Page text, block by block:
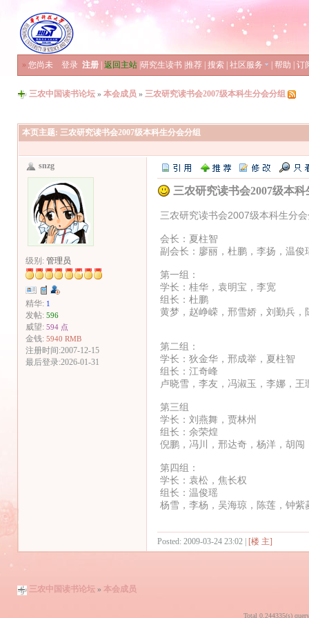
» 您尚未 登录 注册 返回主站 研究生读书 推荐 搜索 社区服务 帮助 订
三农中国读书论坛 » 本会成员 » 三农研究读书会2007级本科生分会分组
本页主题: 三农研究读书会2007级本科生分会分组
snzg
级别: 管理员
精华: 1
发帖: 596
威望: 594 点
金钱: 5940 RMB
注册时间:2007-12-15
最后登录:2026-01-31
三农研究读书会2007级本
三农研究读书会2007级本科生分
会长：夏柱智
副会长：廖丽，杜鹏，李扬，温
第一组：
学长：桂华，袁明宝，李宽
组长：杜鹏
黄梦，赵峥嵘，邢雪娇，刘勤兵
第二组：
学长：狄金华，邢成举，夏柱智
组长：江奇峰
卢晓雪，李友，冯淑玉，李娜，
第三组
学长：刘燕舞，贾林州
组长：余荣煌
倪鹏，冯川，邢达奇，杨洋，胡闯
第四组：
学长：袁松，焦长权
组长：温俊瑶
杨雪，李杨，吴海琼，陈莲，钟
Posted: 2009-03-24 23:02 | [楼 主]
三农中国读书论坛 » 本会成员
Total 0.244335(s)